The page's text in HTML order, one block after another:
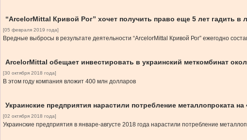
“ArcelorMittal Кривой Рог” хочет получить право еще 5 лет гадить в
[05 февраля 2019 года]
Вредные выбросы в результате деятельности “ArcelorMittal Кривой Рог” ежегодно
ArcelorMittal обещает инвестировать в украинский меткомбинат
[30 октября 2018 года]
В этом году компания вложит 400 млн долларов
Украинские предприятия нарастили потребление металлопроката на
[02 октября 2018 года]
Украинские предприятия в январе-августе 2018 года нарастили потребление